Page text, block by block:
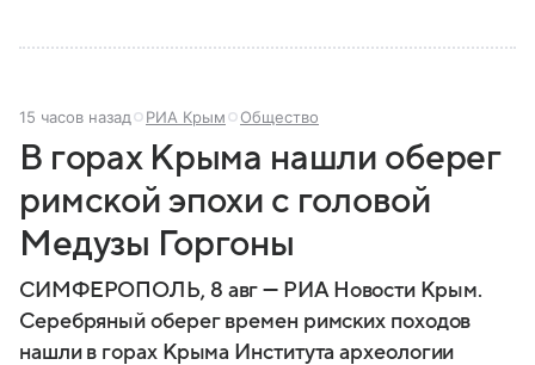
15 часов назад РИА Крым Общество
В горах Крыма нашли оберег
римской эпохи с головой
Медузы Горгоны
СИМФЕРОПОЛЬ, 8 авг — РИА Новости Крым.
Серебряный оберег времен римских походов
нашли в горах Крыма Института археологии